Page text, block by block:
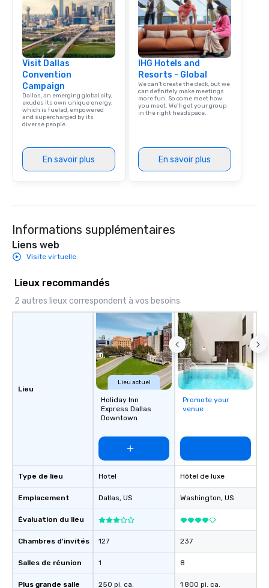
corporate group
Smacking Foodie
group is assured a
experience with three
signature dishes at
Our affordable tours
person with tax and
included. The only
are drinks. However,
at various stops. Build Your Network
Our exclusive
ways to network, but
way to do so. Large Groups Welcome
Lip Smacking Foodie
groups, small or large.
experiences can
groups from as few
as 500 guests,
choice for any
enjoy the company
more easily. You’ll
knowing that
of from the moment
Since the menu is
have nothing to worry
remember to submit
date any dietary
allergies for anyone
Smacking Foodie
Visit Dallas
Convention
Campaign
Dallas, an emerging global city,
exudes its own unique energy,
which is fueled, empowered
and supercharged by its
diverse people.
En savoir plus
IHG Hotels and
Resorts - Global
We can't create the deck, but we
can definitely make meetings
more fun. So come meet how
you meet. We'll get your group
in the right headspace.
En savoir plus
Informations supplémentaires
Liens web
Visite virtuelle
Lieux recommandés
2 autres lieux correspondent à vos besoins
Lieu
Type de lieu
Emplacement
Évaluation du lieu
Chambres d'invités
Salles de réunion
Plus grande salle
Lieu actuel
Holiday Inn
Express Dallas
Downtown
Hotel
Dallas, US
127
1
250 pi. ca.
Promote your
venue
Hôtel de luxe
Washington, US
237
8
1 800 pi. ca.